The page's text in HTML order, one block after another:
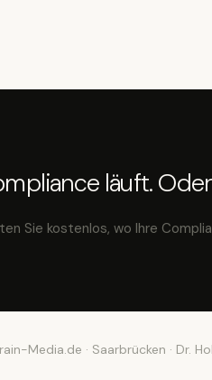
läuft.
Sie kostenlos, wo Ihre
Media.de · Saarbrücken · Dr.